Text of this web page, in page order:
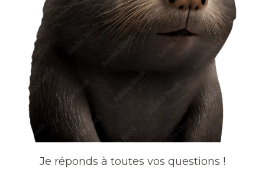
Je réponds à toutes vos questions !